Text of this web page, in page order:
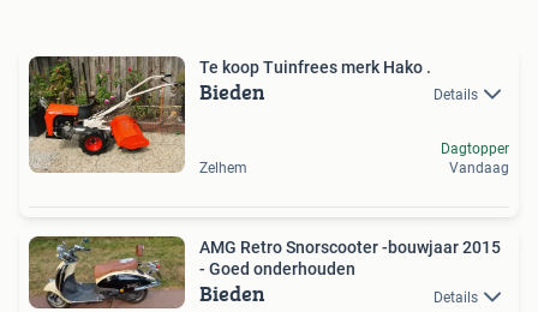
Te koop Tuinfrees merk Hako .
Bieden Details
Zelhem
Dagtopper
Vandaag
AMG Retro Snorscooter -bouwjaar 2015
- Goed onderhouden
Bieden Details